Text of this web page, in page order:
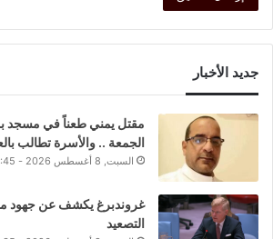
جديد الأخبار
مقتل يمني طعناً في مسجد
الجمعة .. والأسرة تطالب
السبت, 8 أغسطس 2026 - 7:45 م
غروندبرغ يكشف عن جهود
التصعيد